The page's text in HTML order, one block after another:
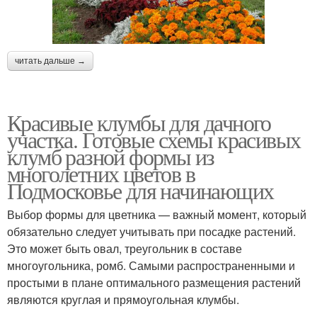
читать дальше →
Красивые клумбы для дачного
участка. Готовые схемы красивых
клумб разной формы из
многолетних цветов в
Подмосковье для начинающих
Выбор формы для цветника — важный момент, который
обязательно следует учитывать при посадке растений.
Это может быть овал, треугольник в составе
многоугольника, ромб. Самыми распространенными и
простыми в плане оптимального размещения растений
являются круглая и прямоугольная клумбы.